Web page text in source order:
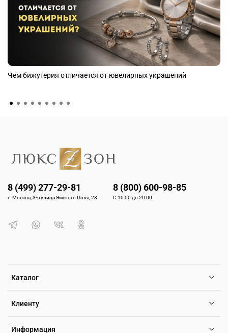
Чем бижутерия отличается от ювелирных украшений
Каталог
Клиенту
Информация
8 (499) 277-29-81
г. Москва, 3-я улица Ямского Поля, 28
8 (800) 600-98-85
С 10:00 до 20:00